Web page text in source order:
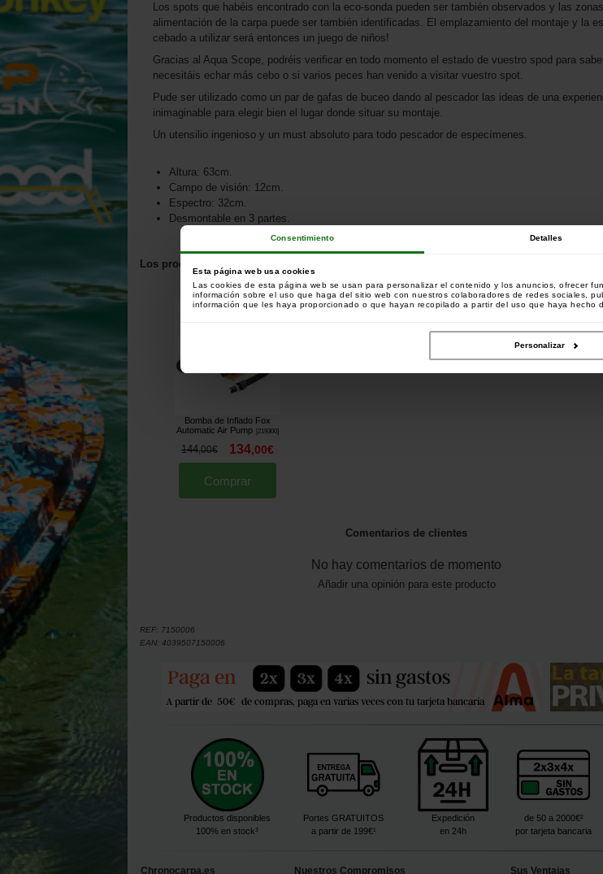
Consentimiento Detalles
Esta página web usa cookies
Las cookies de esta página web se usan para personalizar el contenido y los anuncios, ofrecer
información sobre el uso que haga del sitio web con nuestros colaboradores de redes sociales,
información que les haya proporcionado o que hayan recopilado a partir del uso que haya hecho
Personalizar
Los spots que habéis encontrado con la eco-sonda pueden ser también observados y las
alimentación de la carpa puede ser también identificadas. El emplazamiento del montaje y la
cebado a utilizar será entonces un juego de niños!
Gracias al Aqua Scope, podréis verificar en todo momento el estado de vuestro spod para
necesitáis echar más cebo o si varios peces han venido a visitar vuestro spot.
Pude ser utilizado como un par de gafas de buceo dando al pescador las ideas de una
inimaginable para elegir bien el lugar donde situar su montaje.
Un utensilio ingenioso y un must absoluto para todo pescador de especímenes.
Altura: 63cm.
Campo de visión: 12cm.
Espectro: 32cm.
Desmontable en 3 partes.
Los productos relacionados con este artículo:
Los clientes que han comprado este artículo también han comprado:
Bomba de Inflado Fox
Automatic Air Pump
219300]
144,00€ 134,00€
Comprar
Comentarios de clientes
No hay comentarios de momento
Añadir una opinión para este producto
REF: 7150006
EAN: 4039507150006
Productos disponibles
100% en stock³
Portes GRATUITOS
a partir de 199€¹
Expedición
en 24h
de 50 a 2000€²
por tarjeta bancaria
Chronocarpa.es Nuestros Compromisos Sus Ventajas